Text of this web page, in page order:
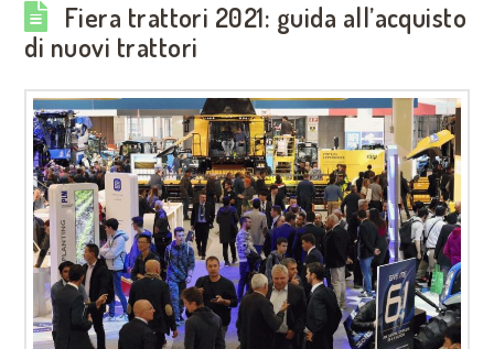
Fiera trattori 2021: guida all’acquisto
di nuovi trattori